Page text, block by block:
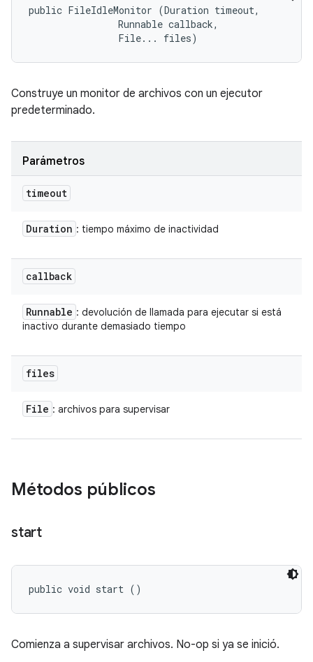
public FileIdleMonitor (Duration timeout,
                Runnable callback,
                File... files)
Construye un monitor de archivos con un ejecutor
predeterminado.
Parámetros
timeout
Duration : tiempo máximo de inactividad
callback
Runnable : devolución de llamada para ejecutar si está
inactivo durante demasiado tiempo
files
File : archivos para supervisar
Métodos públicos
start
public void start ()
Comienza a supervisar archivos. No-op si ya se inició.